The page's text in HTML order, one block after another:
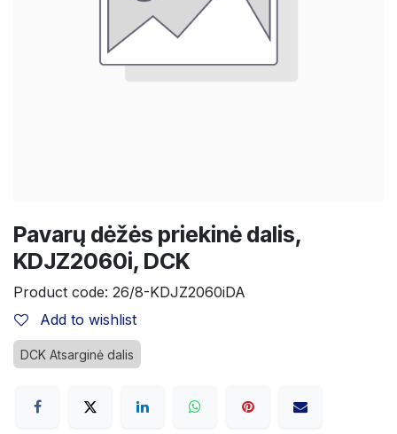
Pavarų dėžės priekinė dalis,
KDJZ2060i, DCK
Product code: 26/8-KDJZ2060iDA
Add to wishlist
DCK Atsarginė dalis